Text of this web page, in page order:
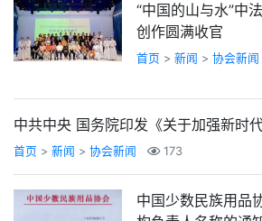
“中国的山与水”中
创作圆满收官
首页 > 新闻 > 协会新闻
中共中央 国务院印发《关于加强新时
首页 > 新闻 > 协会新闻 173
中国少数民族用品